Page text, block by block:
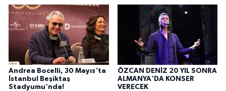
Andrea Bocelli, 30 Mayıs'ta
İstanbul Beşiktaş
Stadyumu'nda!
ÖZCAN DENİZ 20 YIL SONRA
ALMANYA'DA KONSER
VERECEK